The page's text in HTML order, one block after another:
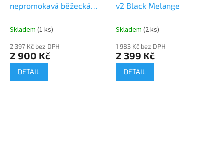
nepromokavá běžecká
Skladem (1 ks)
2 397 Kč bez DPH
2 900 Kč
DETAIL
v2 Black Melange
Skladem (2 ks)
1 983 Kč bez DPH
2 399 Kč
DETAIL